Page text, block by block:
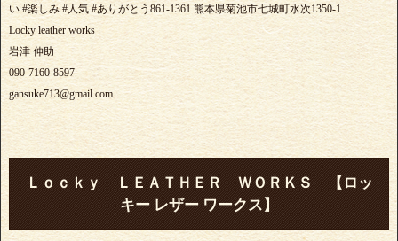
い #楽しみ #人気 #ありがとう861-1361 熊本県菊池市七城町水次1350-1
Locky leather works
岩津 伸助
090-7160-8597
gansuke713@gmail.com
Ｌｏｃｋｙ ＬＥＡＴＨＥＲ ＷＯＲＫＳ 【ロッ
キー レザー ワークス】